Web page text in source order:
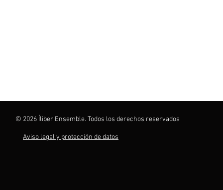
© 2026 Íliber Ensemble. Todos los derechos reservados
Aviso legal y protección de datos